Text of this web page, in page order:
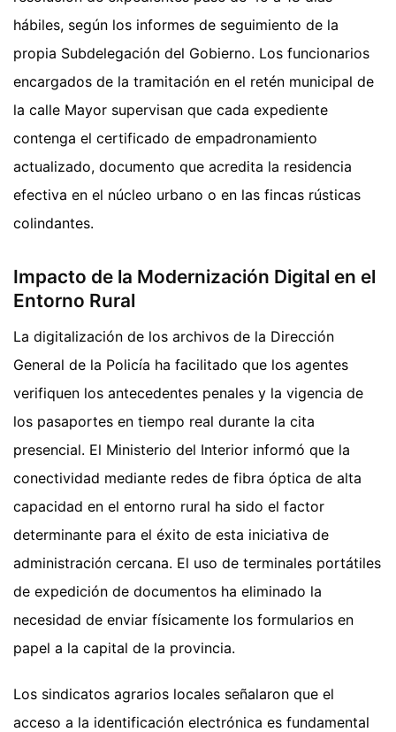
hábiles, según los informes de seguimiento de la
propia Subdelegación del Gobierno. Los funcionarios
encargados de la tramitación en el retén municipal de
la calle Mayor supervisan que cada expediente
contenga el certificado de empadronamiento
actualizado, documento que acredita la residencia
efectiva en el núcleo urbano o en las fincas rústicas
colindantes.
Impacto de la Modernización Digital en el
Entorno Rural
La digitalización de los archivos de la Dirección
General de la Policía ha facilitado que los agentes
verifiquen los antecedentes penales y la vigencia de
los pasaportes en tiempo real durante la cita
presencial. El Ministerio del Interior informó que la
conectividad mediante redes de fibra óptica de alta
capacidad en el entorno rural ha sido el factor
determinante para el éxito de esta iniciativa de
administración cercana. El uso de terminales portátiles
de expedición de documentos ha eliminado la
necesidad de enviar físicamente los formularios en
papel a la capital de la provincia.
Los sindicatos agrarios locales señalaron que el
acceso a la identificación electrónica es fundamental